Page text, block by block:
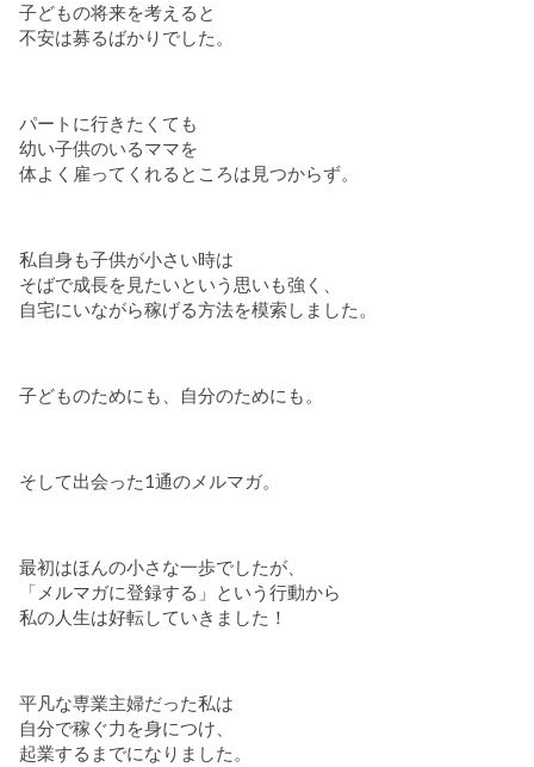
子どもの将来を考えると
不安は募るばかりでした。
パートに行きたくても
幼い子供のいるママを
体よく雇ってくれるところは見つからず。
私自身も子供が小さい時は
そばで成長を見たいという思いも強く、
自宅にいながら稼げる方法を模索しました。
子どものためにも、自分のためにも。
そして出会った1通のメルマガ。
最初はほんの小さな一歩でしたが、
「メルマガに登録する」という行動から
私の人生は好転していきました！
平凡な専業主婦だった私は
自分で稼ぐ力を身につけ、
起業するまでになりました。